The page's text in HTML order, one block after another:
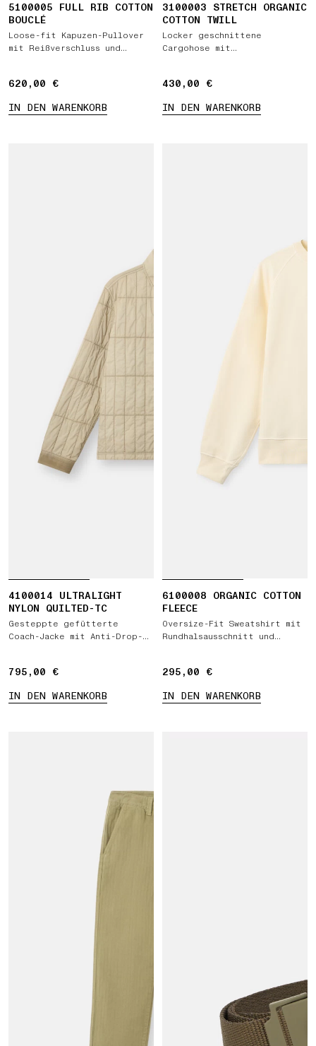
5100005 FULL RIB COTTON
BOUCLÉ
Loose-fit Kapuzen-Pullover
mit Reißverschluss und
620,00 €
620,00 €
IN DEN WARENKORB
3100003 STRETCH ORGANIC
COTTON TWILL
Locker geschnittene
Cargohose mit
430,00 €
430,00 €
IN DEN WARENKORB
4100014 ULTRALIGHT
NYLON QUILTED-TC
Gesteppte gefütterte
Coach-Jacke mit Anti-Drop-
795,00 €
795,00 €
IN DEN WARENKORB
6100008 ORGANIC COTTON
FLEECE
Oversize-Fit Sweatshirt mit
Rundhalsausschnitt und
295,00 €
295,00 €
IN DEN WARENKORB